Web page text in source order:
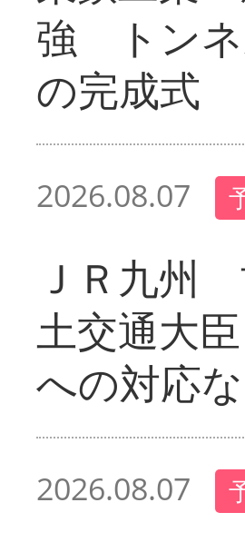
強 トンネ
の完成式
2026.08.07
ＪＲ九州
土交通大
への対応
2026.08.07